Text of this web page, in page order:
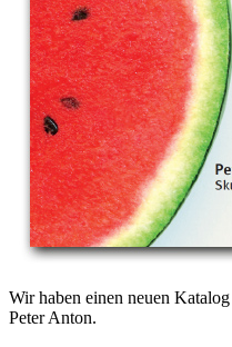
Wir haben einen neuen
Peter Anton.